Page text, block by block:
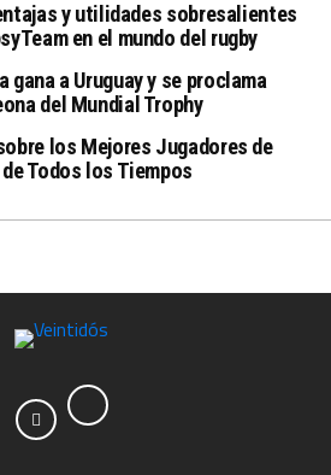
y utilidades sobresalientes
en el mundo del rugby
gana a Uruguay y se proclama
del Mundial Trophy
los Mejores Jugadores de
de Todos los Tiempos